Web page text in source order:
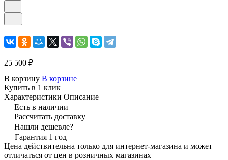
25 500 ₽
В корзину В корзине
Купить в 1 клик
Характеристики Описание
Есть в наличии
Рассчитать доставку
Нашли дешевле?
Гарантия 1 год
Цена действительна только для интернет-магазина и может
отличаться от цен в розничных магазинах